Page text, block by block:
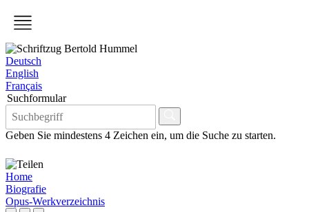
Deutsch
English
Français
Suchformular
Geben Sie mindestens 4 Zeichen ein, um die Suche zu starten.
Home
Biografie
Opus-Werkverzeichnis